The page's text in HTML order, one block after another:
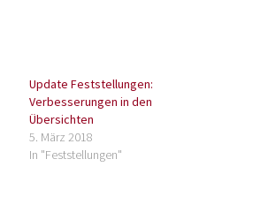
Update Feststellungen:
Verbesserungen in den
Übersichten
5. März 2018
In "Feststellungen"